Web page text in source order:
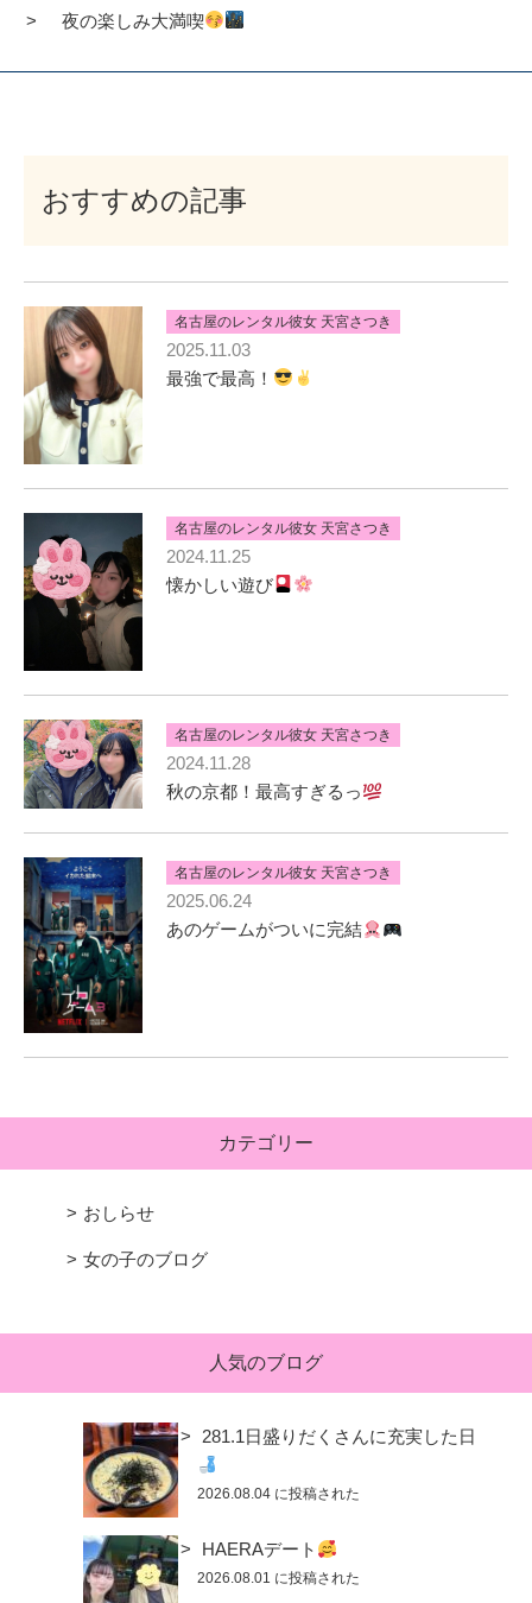
夜の楽しみ大満喫
おすすめの記事
名古屋のレンタル彼女 天宮さつき
2025.11.03
最強で最高！
名古屋のレンタル彼女 天宮さつき
2024.11.25
懐かしい遊び
名古屋のレンタル彼女 天宮さつき
2024.11.28
秋の京都！最高すぎるっ
名古屋のレンタル彼女 天宮さつき
2025.06.24
あのゲームがついに完結
カテゴリー
おしらせ
女の子のブログ
人気のブログ
281.1日盛りだくさんに充実した日
2026.08.04 に投稿された
HAERAデート
2026.08.01 に投稿された